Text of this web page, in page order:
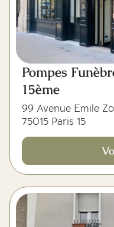
Pompes
15ème
99 Avenue Emile
75015 Paris 15